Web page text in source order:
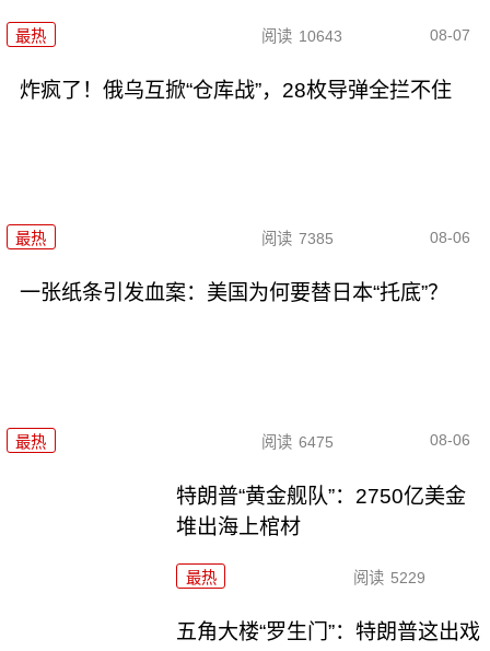
最热 阅读 10643 08-07
炸疯了！俄乌互掀“仓库战”，28枚导弹全拦不住
最热 阅读 7385 08-06
一张纸条引发血案：美国为何要替日本“托底”？
最热 阅读 6475 08-06
特朗普“黄金舰队”：2750亿美金
堆出海上棺材
最热 阅读 5229
五角大楼“罗生门”：特朗普这出戏